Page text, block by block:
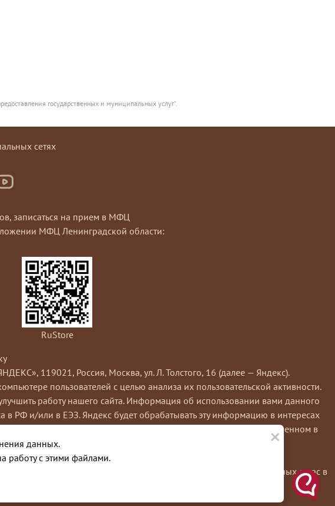
×
данных.
работу с этими файлами.
государственных и муниципальных услуг".
сетях
записаться на прием в МФЦ
МФЦ Ленинградской области:
RuStore
119021, Россия, Москва, ул. Л. Толстого, 16 (далее — Яндекс).
пользователей с целью анализа их пользовательской активности.
работу нашего сайта. Информация об использовании вами данного
в РФ и/или в ЕЭЗ. Яндекс будет обрабатывать эту информацию в интересах
сайте. Яндекс обрабатывает эту информацию в порядке, установленном в
Метрика.
Также вы можете использовать инструмент —
сайта. Используя этот сайт, вы соглашаетесь на обработку данных о вас в